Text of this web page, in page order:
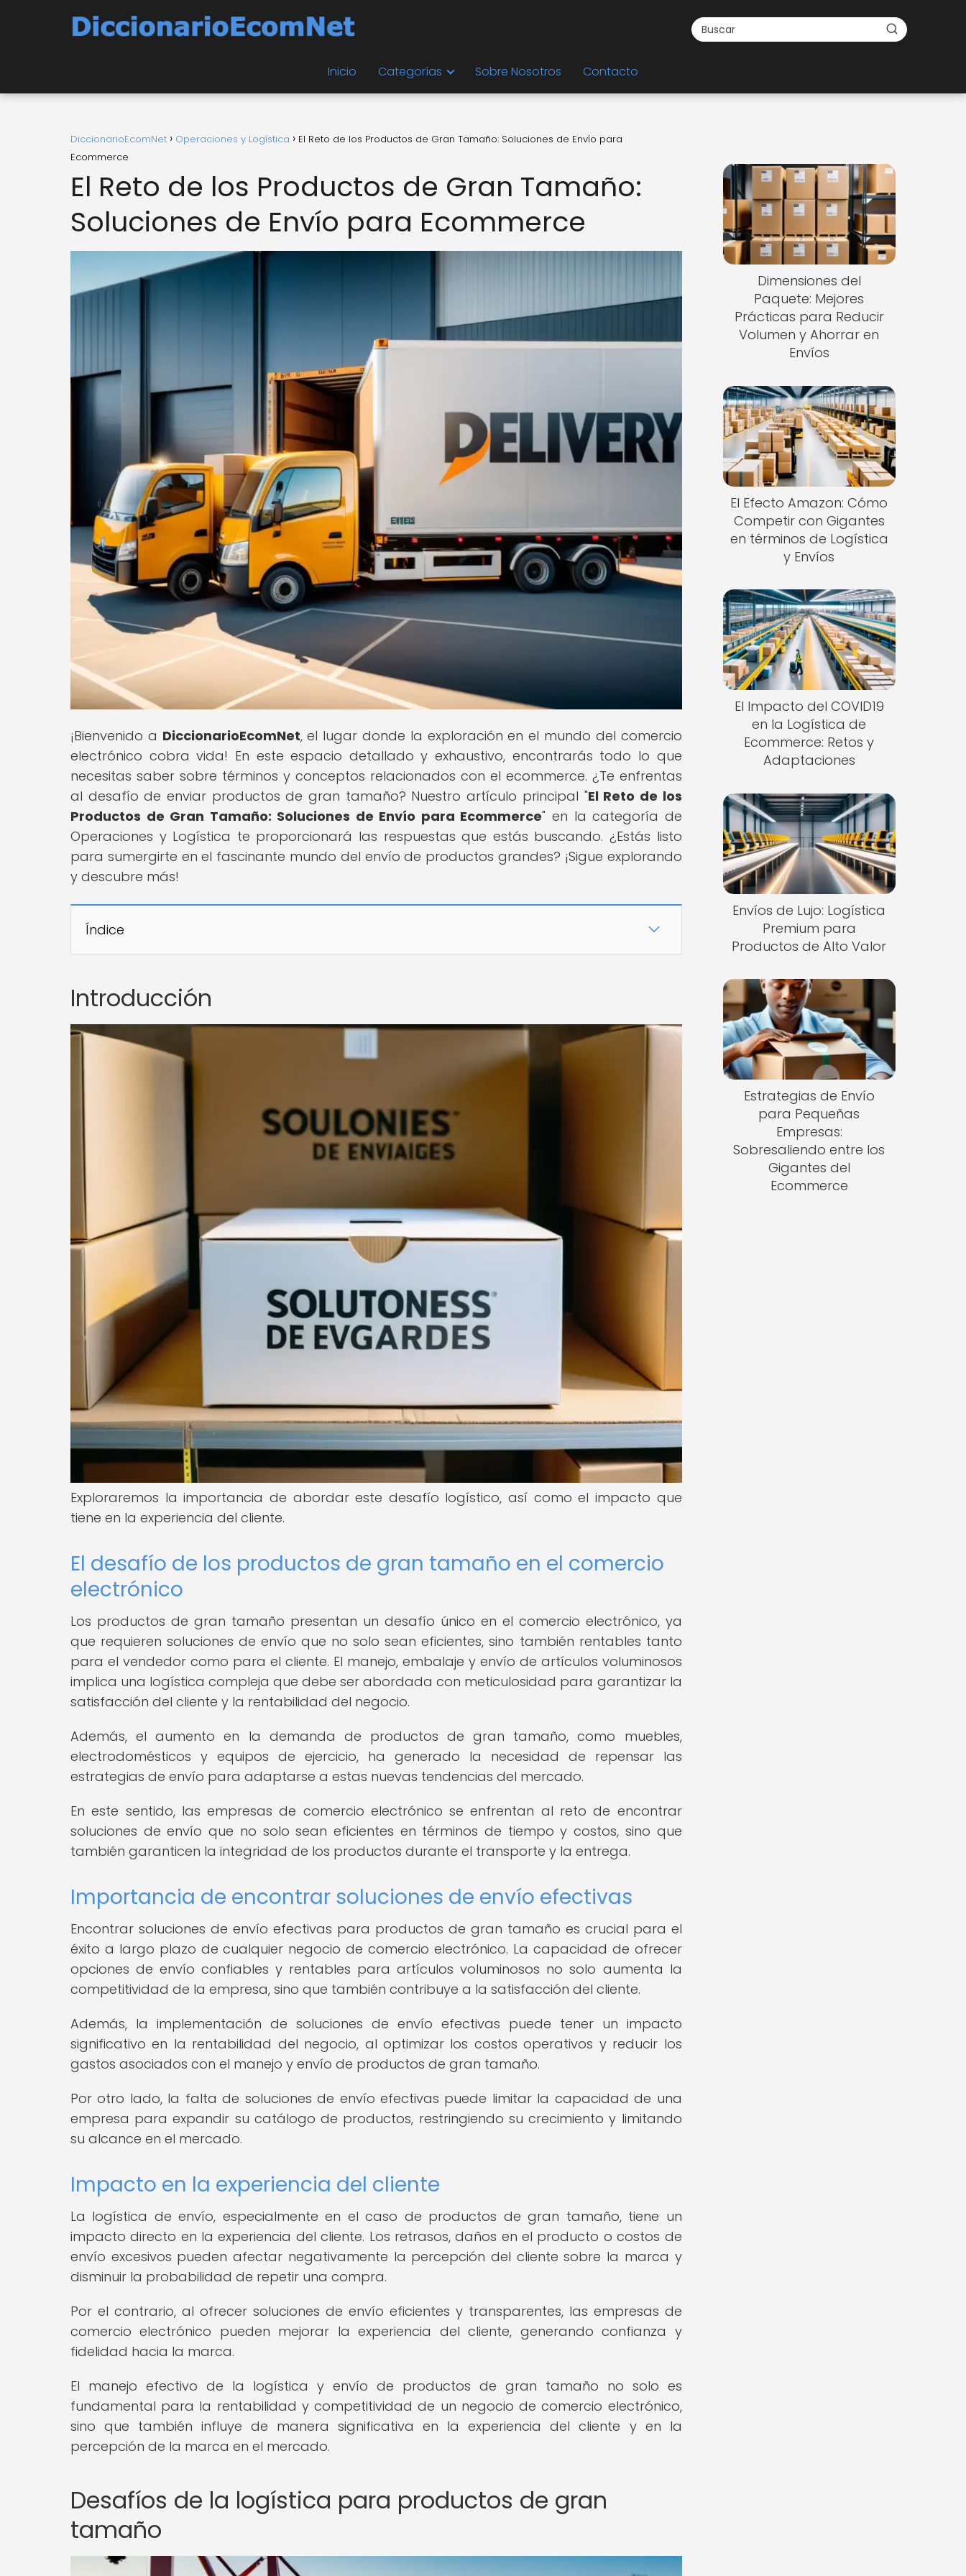
Inicio Categorías Sobre Nosotros Contacto
DiccionarioEcomNet Operaciones y Logística
El Reto de los Productos de Gran Tamaño: Soluciones de Envío para
Ecommerce
El Reto de los Productos de Gran Tamaño:
Soluciones de Envío para Ecommerce
¡Bienvenido a DiccionarioEcomNet, el lugar donde la exploración en el mundo del comercio
electrónico cobra vida! En este espacio detallado y exhaustivo, encontrarás todo lo que
necesitas saber sobre términos y conceptos relacionados con el ecommerce. ¿Te enfrentas
al desafío de enviar productos de gran tamaño? Nuestro artículo principal "El Reto de los
Productos de Gran Tamaño: Soluciones de Envío para Ecommerce" en la categoría de
Operaciones y Logística te proporcionará las respuestas que estás buscando. ¿Estás listo
para sumergirte en el fascinante mundo del envío de productos grandes? ¡Sigue explorando
y descubre más!
Índice
Introducción
Exploraremos la importancia de abordar este desafío logístico, así como el impacto que
tiene en la experiencia del cliente.
El desafío de los productos de gran tamaño en el comercio
electrónico
Los productos de gran tamaño presentan un desafío único en el comercio electrónico, ya
que requieren soluciones de envío que no solo sean eficientes, sino también rentables tanto
para el vendedor como para el cliente. El manejo, embalaje y envío de artículos voluminosos
implica una logística compleja que debe ser abordada con meticulosidad para garantizar la
satisfacción del cliente y la rentabilidad del negocio.
Además, el aumento en la demanda de productos de gran tamaño, como muebles,
electrodomésticos y equipos de ejercicio, ha generado la necesidad de repensar las
estrategias de envío para adaptarse a estas nuevas tendencias del mercado.
En este sentido, las empresas de comercio electrónico se enfrentan al reto de encontrar
soluciones de envío que no solo sean eficientes en términos de tiempo y costos, sino que
también garanticen la integridad de los productos durante el transporte y la entrega.
Importancia de encontrar soluciones de envío efectivas
Encontrar soluciones de envío efectivas para productos de gran tamaño es crucial para el
éxito a largo plazo de cualquier negocio de comercio electrónico. La capacidad de ofrecer
opciones de envío confiables y rentables para artículos voluminosos no solo aumenta la
competitividad de la empresa, sino que también contribuye a la satisfacción del cliente.
Además, la implementación de soluciones de envío efectivas puede tener un impacto
significativo en la rentabilidad del negocio, al optimizar los costos operativos y reducir los
gastos asociados con el manejo y envío de productos de gran tamaño.
Por otro lado, la falta de soluciones de envío efectivas puede limitar la capacidad de una
empresa para expandir su catálogo de productos, restringiendo su crecimiento y limitando
su alcance en el mercado.
Impacto en la experiencia del cliente
La logística de envío, especialmente en el caso de productos de gran tamaño, tiene un
impacto directo en la experiencia del cliente. Los retrasos, daños en el producto o costos de
envío excesivos pueden afectar negativamente la percepción del cliente sobre la marca y
disminuir la probabilidad de repetir una compra.
Por el contrario, al ofrecer soluciones de envío eficientes y transparentes, las empresas de
comercio electrónico pueden mejorar la experiencia del cliente, generando confianza y
fidelidad hacia la marca.
El manejo efectivo de la logística y envío de productos de gran tamaño no solo es
fundamental para la rentabilidad y competitividad de un negocio de comercio electrónico,
sino que también influye de manera significativa en la experiencia del cliente y en la
percepción de la marca en el mercado.
Desafíos de la logística para productos de gran
tamaño
Dimensiones del
Paquete: Mejores
Prácticas para Reducir
Volumen y Ahorrar en
Envíos
El Efecto Amazon: Cómo
Competir con Gigantes
en términos de Logística
y Envíos
El Impacto del COVID19
en la Logística de
Ecommerce: Retos y
Adaptaciones
Envíos de Lujo: Logística
Premium para
Productos de Alto Valor
Estrategias de Envío
para Pequeñas
Empresas:
Sobresaliendo entre los
Gigantes del
Ecommerce